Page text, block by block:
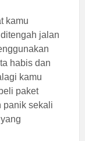
kamu
jalan
habis dan
kamu
paket
panik sekali